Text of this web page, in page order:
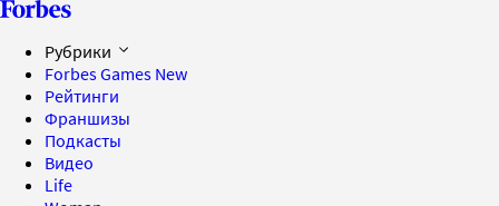
Рубрики
Forbes Games New
Рейтинги
Франшизы
Подкасты
Видео
Life